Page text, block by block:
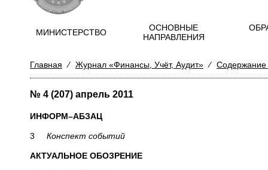
МИНИСТЕРСТВО
ОСНОВНЫЕ
НАПРАВЛЕНИЯ
Главная ⁄ Журнал «Финансы, Учёт, Аудит» ⁄
№ 4 (207) апрель 2011
ИНФОРМ–АБЗАЦ
3 Конспект событий
АКТУАЛЬНОЕ ОБОЗРЕНИЕ